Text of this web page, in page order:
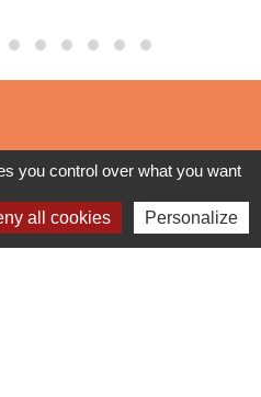
Port
- FRANCE
you control over what you want
all cookies Personalize